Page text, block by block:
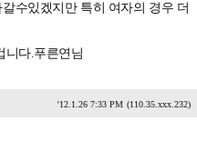
수있겠지만 특히 여자의 경우 더
니다.푸른연님
'12.1.26 7:33 PM (110.35.xxx.232)